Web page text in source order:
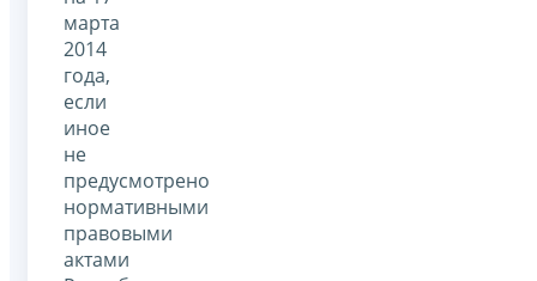
марта
2014
года,
если
иное
не
предусмотрено
нормативными
правовыми
актами